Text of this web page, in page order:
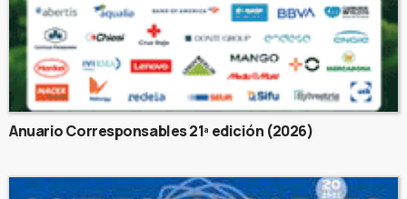
Anuario Corresponsables 21ª edición (2026)